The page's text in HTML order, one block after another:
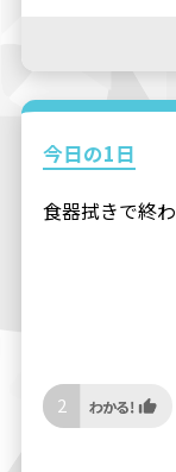
今日の1日
食器拭きで終
2